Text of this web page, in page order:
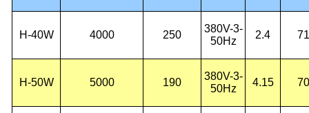
H-40W 4000 250
380V-3-
50Hz
2.4 71
H-50W 5000 190
380V-3-
50Hz
4.15 70